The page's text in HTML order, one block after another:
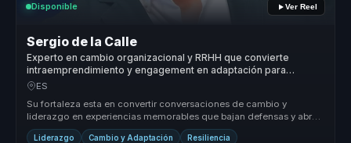
Disponible Ver Reel
Sergio de la Calle
Experto en cambio organizacional y RRHH que convierte
intraemprendimiento y engagement en adaptación para
empresas.
ES
Su fortaleza esta en convertir conversaciones de cambio y
liderazgo en experiencias memorables que bajan defensas y abren
accion. Usa hum...
Liderazgo Cambio y Adaptación Resiliencia